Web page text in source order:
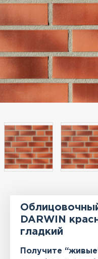
DARWIN
гладкий
Получите